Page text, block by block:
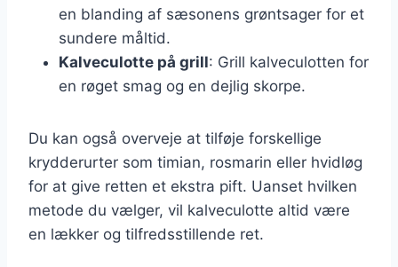
en blanding af sæsonens grøntsager for et
sundere måltid.
Kalveculotte på grill: Grill kalveculotten for
en røget smag og en dejlig skorpe.
Du kan også overveje at tilføje forskellige
krydderurter som timian, rosmarin eller hvidløg
for at give retten et ekstra pift. Uanset hvilken
metode du vælger, vil kalveculotte altid være
en lækker og tilfredsstillende ret.